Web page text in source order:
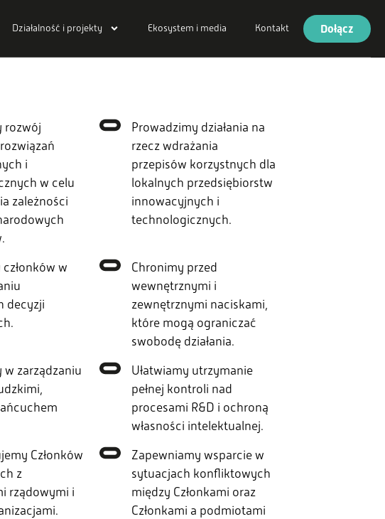
Działalność i projekty Ekosystem i media Kontakt Dołącz
rozwój
i
w celu
zależności
Prowadzimy działania na
rzecz wdrażania
przepisów korzystnych dla
lokalnych przedsiębiorstw
innowacyjnych i
technologicznych.
w
decyzji
Chronimy przed
wewnętrznymi i
zewnętrznymi naciskami,
które mogą ograniczać
swobodę działania.
w zarządzaniu
Ułatwiamy utrzymanie
pełnej kontroli nad
procesami R&D i ochroną
własności intelektualnej.
Członków
z
rządowymi i
Zapewniamy wsparcie w
sytuacjach konfliktowych
między Członkami oraz
Członkami a podmiotami